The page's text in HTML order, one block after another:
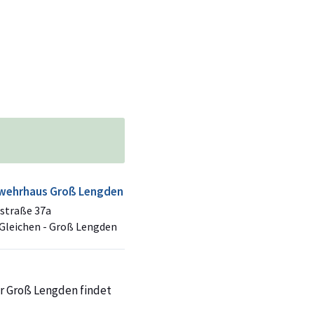
Groß Lengden
37a
- Groß Lengden
Groß Lengden findet